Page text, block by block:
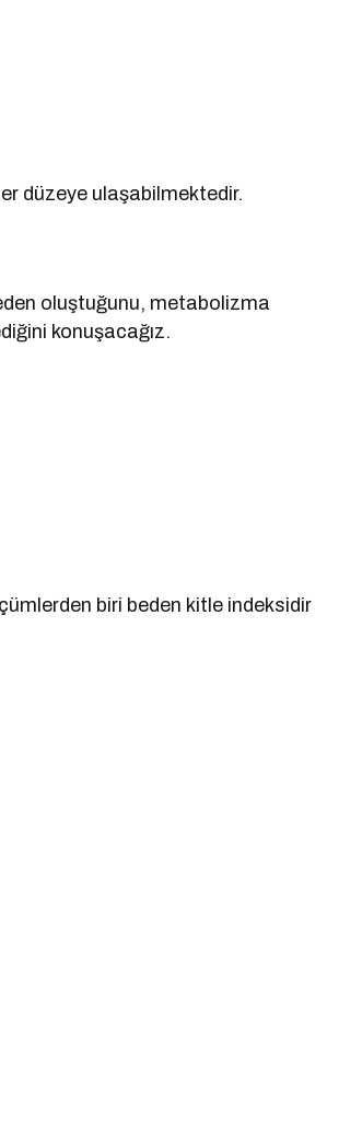
düzeye ulaşabilmektedir.
oluştuğunu, metabolizma
konuşacağız.
biri beden kitle indeksidir